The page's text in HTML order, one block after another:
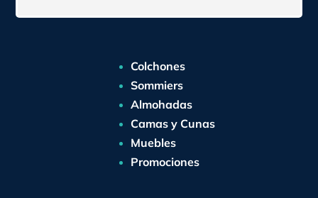
Colchones
Sommiers
Almohadas
Camas y Cunas
Muebles
Promociones